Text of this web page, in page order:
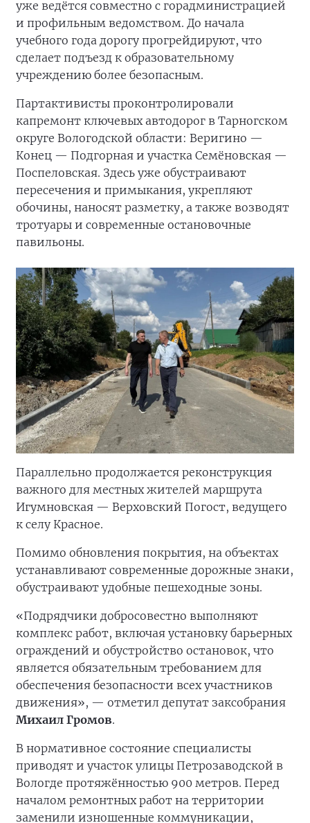
уже ведётся совместно с горадминистрацией
и профильным ведомством. До начала
учебного года дорогу прогрейдируют, что
сделает подъезд к образовательному
учреждению более безопасным.
Партактивисты проконтролировали
капремонт ключевых автодорог в Тарногском
округе Вологодской области: Веригино —
Конец — Подгорная и участка Семёновская —
Поспеловская. Здесь уже обустраивают
пересечения и примыкания, укрепляют
обочины, наносят разметку, а также возводят
тротуары и современные остановочные
павильоны.
Параллельно продолжается реконструкция
важного для местных жителей маршрута
Игумновская — Верховский Погост, ведущего
к селу Красное.
Помимо обновления покрытия, на объектах
устанавливают современные дорожные знаки,
обустраивают удобные пешеходные зоны.
«Подрядчики добросовестно выполняют
комплекс работ, включая установку барьерных
ограждений и обустройство остановок, что
является обязательным требованием для
обеспечения безопасности всех участников
движения», — отметил депутат заксобрания
Михаил Громов.
В нормативное состояние специалисты
приводят и участок улицы Петрозаводской в
Вологде протяжённостью 900 метров. Перед
началом ремонтных работ на территории
заменили изношенные коммуникации,